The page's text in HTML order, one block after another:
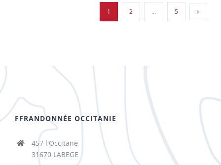
1 2 … 5
FFRANDONNÉE OCCITANIE
457 l'Occitane
31670 LABEGE